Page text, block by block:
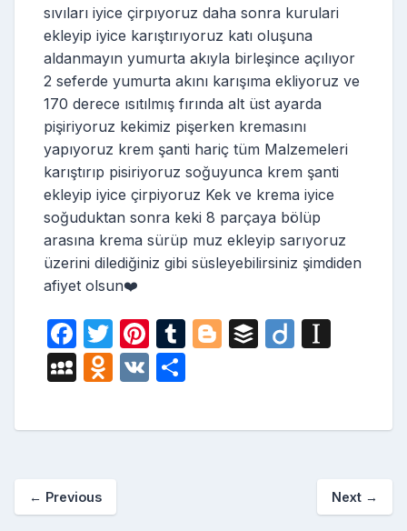
sıvıları iyice çirpıyoruz daha sonra kurulari
ekleyip iyice karıştırıyoruz katı oluşuna
aldanmayın yumurta akıyla birleşince açılıyor
2 seferde yumurta akını karışıma ekliyoruz ve
170 derece ısıtılmış fırında alt üst ayarda
pişiriyoruz kekimiz pişerken kremasını
yapıyoruz krem şanti hariç tüm Malzemeleri
karıştırıp pisiriyoruz soğuyunca krem şanti
ekleyip iyice çirpiyoruz Kek ve krema iyice
soğuduktan sonra keki 8 parçaya bölüp
arasına krema sürüp muz ekleyip sarıyoruz
üzerini dilediğiniz gibi süsleyebilirsiniz şimdiden
afiyet olsun❤️
F
a
c
e
o
T
w
itt
er
Pi
nt
er
e
T
bl
Bl
g
B
r
Di
p
er
M
S
a
c
O
n
a
V
ar
← Previous Next →